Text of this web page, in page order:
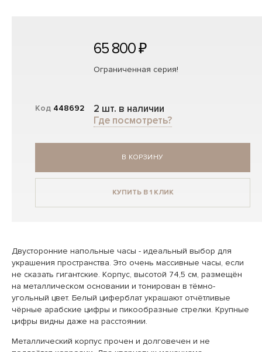
Код 448692
65 800 ₽
Ограниченная серия!
2 шт. в наличии
Где посмотреть?
В КОРЗИНУ
КУПИТЬ В 1 КЛИК
Двусторонние напольные часы - идеальный выбор для
украшения пространства. Это очень массивные часы, если
не сказать гигантские. Корпус, высотой 74,5 см, размещён
на металлическом основании и тонирован в тёмно-
угольный цвет. Белый циферблат украшают отчётливые
чёрные арабские цифры и пикообразные стрелки. Крупные
цифры видны даже на расстоянии.
Металлический корпус прочен и долговечен и не